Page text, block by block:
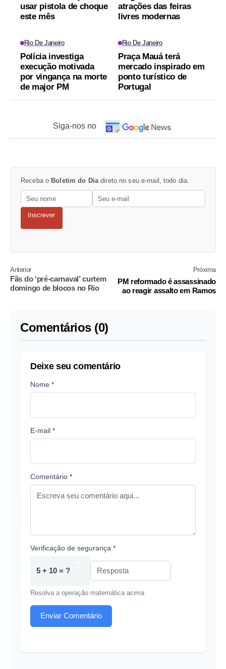
usar pistola de choque
este mês
atrações das feiras
livres modernas
Rio De Janeiro
Polícia investiga
execução motivada
por vingança na morte
de major PM
Rio De Janeiro
Praça Mauá terá
mercado inspirado em
ponto turístico de
Portugal
Siga-nos no
Receba o Boletim do Dia direto no seu e-mail, todo dia.
Inscrever
Anterior
Fãs do ‘pré-carnaval’ curtem
domingo de blocos no Rio
Próxima
PM reformado é assassinado
ao reagir assalto em Ramos
Comentários (0)
Deixe seu comentário
Nome *
E-mail *
Comentário *
Verificação de segurança *
5 + 10 = ?
Resolva a operação matemática acima
Enviar Comentário